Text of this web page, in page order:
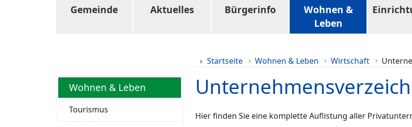
Gemeinde Aktuelles Bürgerinfo
Wohnen &
Leben
Startseite Wohnen & Leben Wirtschaft
Wohnen & Leben
Tourismus
Hier finden Sie eine komplette Auflistung aller